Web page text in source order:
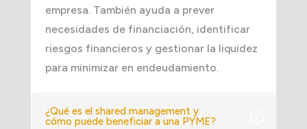
empresa. También ayuda a prever
necesidades de financiación, identificar
riesgos financieros y gestionar la liquidez
para minimizar en endeudamiento.
¿Qué es el shared management y
cómo puede beneficiar a una PYME?